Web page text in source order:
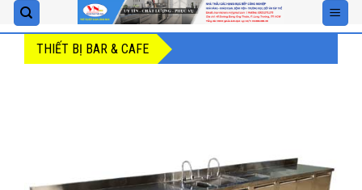
Skip
to
contentTHIẾT BỊ BAR & CAFE